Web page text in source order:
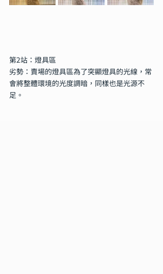
第2站：燈具區
劣勢：賣場的燈具區為了突顯燈具的光線，常
會將整體環境的光度調暗，同樣也是光源不
足。